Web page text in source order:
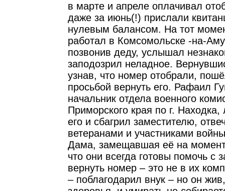
в марте и апреле оплачивал
даже за июнь(!) прислали
нулевым балансом. На тот
работал в Комсомольске -на-
позвонив деду, услышал
заподозрил неладное.
узнав, что номер отобрали,
просьбой вернуть его. Рафаил
начальник отдела военного
Приморского края по г.
его и сбагрил заместителю,
ветеранами и участниками
Дама, замещавшая её на момент
что они всегда готовы помочь с
вернуть номер – это не в их
– поблагодарил внук – но он